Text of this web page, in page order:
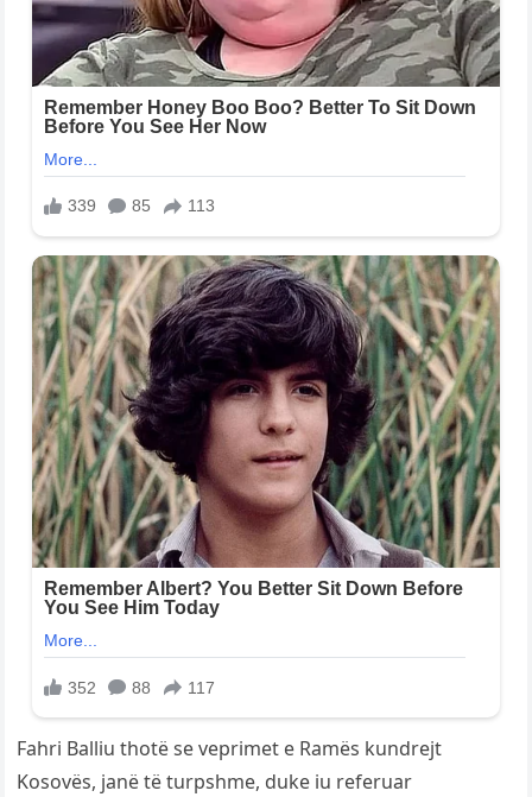
Fahri Balliu thotë se veprimet e Ramës kundrejt
Kosovës, janë të turpshme, duke iu referuar